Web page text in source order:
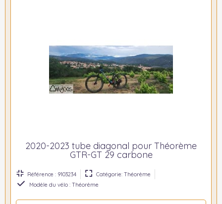
2020-2023 tube diagonal pour Théorème
GTR-GT 29 carbone
Référence : 9103234
Catégorie: Théorème
Modèle du vélo : Théorème